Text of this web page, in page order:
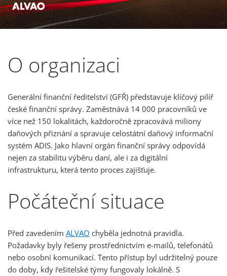
O organizaci
Generální finanční ředitelství (GFŘ) představuje klíčový pilíř
české finanční správy. Zaměstnává 14 000 pracovníků ve
více než 150 lokalitách, každoročně zpracovává miliony
daňových přiznání a spravuje celostátní daňový informační
systém ADIS. Jako hlavní orgán finanční správy odpovídá
nejen za stabilitu výběru daní, ale i za digitální
infrastrukturu, která tento proces zajišťuje.
Počáteční situace
Před zavedením ALVAO chyběla jednotná pravidla.
Požadavky byly řešeny prostřednictvím e-mailů, telefonátů
nebo osobní komunikací. Tento přístup byl udržitelný pouze
do doby, kdy řešitelské týmy fungovaly lokálně. S